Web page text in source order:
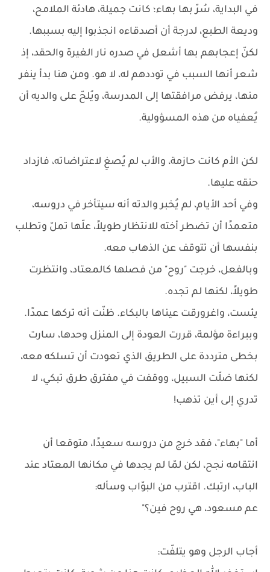
في البداية، سُرّ بها بهاء؛ كانت جميلة، هادئة الملامح،
وديعة الطبع، لدرجة أن أصدقاءه انجذبوا إليه بسببها.
لكنّ إعجابهم بها أشعل في صدره نار الغيرة والحقد، إذ
شعر أنها السبب في توددهم له، لا هو. ومن هنا بدأ ينفر
منها، يرفض مرافقتها إلى المدرسة، ويُلحّ على والديه أن
يُعفياه من هذه المسؤولية.
لكن الأم كانت حازمة، والأب لم يُصغِ لاعتراضاته، فازداد
حنقه عليها.
وفي أحد الأيام، لم يُخبر والدته أنه سيتأخر في دروسه،
متعمدًا أن تضطر أخته للانتظار طويلاً، علّها تملّ وتطلب
بنفسها أن تتوقف عن الذهاب معه.
وبالفعل، خرجت "روح" من فصلها كالمعتاد، وانتظرت
طويلاً، لكنها لم تجده.
يئست، واغرورقت عيناها بالبكاء. ظنّت أنه تركها عمدًا.
وببراءة مؤلمة، قررت العودة إلى المنزل وحدها، سارت
بخطى مترددة على الطريق الذي تعودت أن تسلكه معه،
لكنها ضلّت السبيل، ووقفت في مفترق طرق تبكي، لا
تدري إلى أين تذهب!
أما "بهاء"، فقد خرج من دروسه سعيدًا، متوقعا أن
انتقامه نجح، لكن لمّا لم يجدها في مكانها المعتاد عند
الباب، ارتبك. اقترب من البوّاب وسأله:
عم مسعود، هي روح فين؟"
أجاب الرجل وهو يتلفّت: